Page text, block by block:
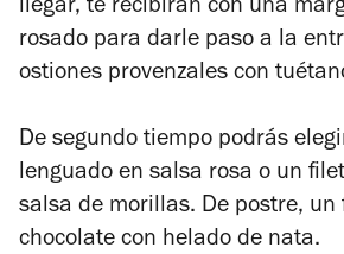
llegar, te recibirán con una
rosado para darle paso a la
ostiones provenzales con
De segundo tiempo podrás
lenguado en salsa rosa o un
salsa de morillas. De postre, un
chocolate con helado de nata.